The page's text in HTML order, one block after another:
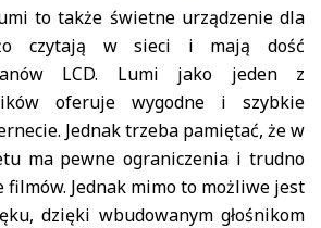
to także świetne urządzenie dla
czytają w sieci i mają dość
LCD. Lumi jako jeden z
oferuje wygodne i szybkie
Jednak trzeba pamiętać, że w
ma pewne ograniczenia i trudno
filmów. Jednak mimo to możliwe jest
dzięki wbudowanym głośnikom